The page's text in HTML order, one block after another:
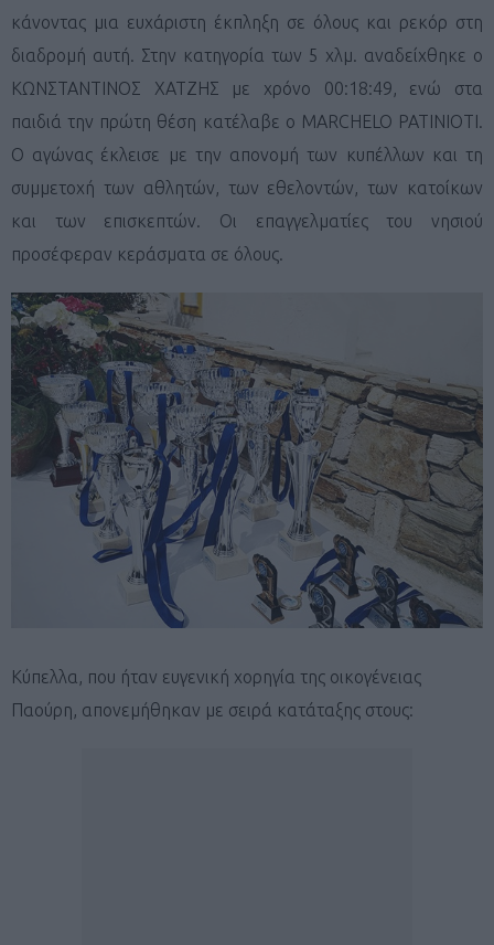
κάνοντας μια ευχάριστη έκπληξη σε όλους και ρεκόρ στη
διαδρομή αυτή. Στην κατηγορία των 5 χλμ. αναδείχθηκε ο
ΚΩΝΣΤΑΝΤΙΝΟΣ ΧΑΤΖΗΣ με χρόνο 00:18:49, ενώ στα
παιδιά την πρώτη θέση κατέλαβε ο MARCHELO PATINIOTI.
Ο αγώνας έκλεισε με την απονομή των κυπέλλων και τη
συμμετοχή των αθλητών, των εθελοντών, των κατοίκων
και των επισκεπτών. Οι επαγγελματίες του νησιού
προσέφεραν κεράσματα σε όλους.
Κύπελλα, που ήταν ευγενική χορηγία της οικογένειας
Παούρη, απονεμήθηκαν με σειρά κατάταξης στους: